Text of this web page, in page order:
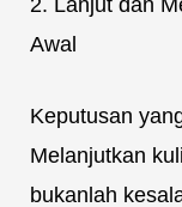
2. Lanjut dan
Awal
Keputusan
Melanjutkan
bukanlah